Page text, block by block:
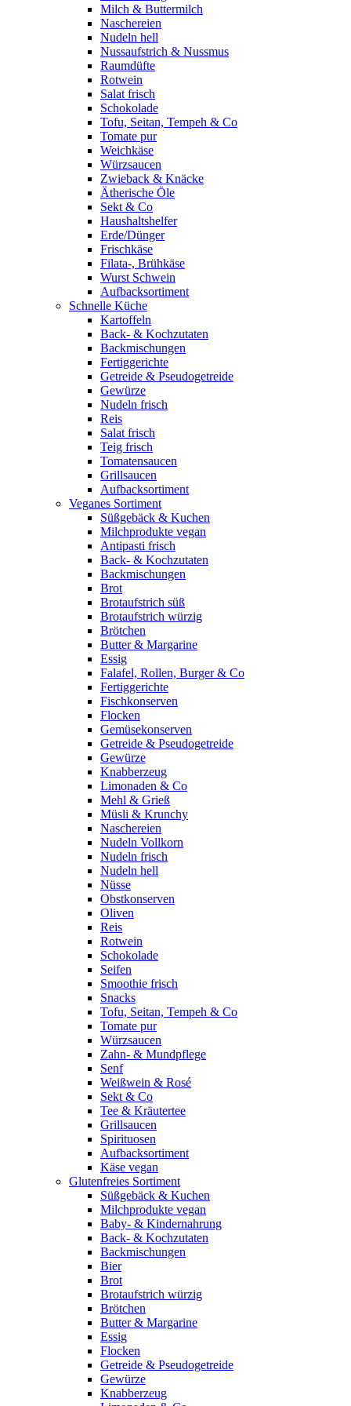
Milch & Buttermilch
Naschereien
Nudeln hell
Nussaufstrich & Nussmus
Raumdüfte
Rotwein
Salat frisch
Schokolade
Tofu, Seitan, Tempeh & Co
Tomate pur
Weichkäse
Würzsaucen
Zwieback & Knäcke
Ätherische Öle
Sekt & Co
Haushaltshelfer
Erde/Dünger
Frischkäse
Filata-, Brühkäse
Wurst Schwein
Aufbacksortiment
Schnelle Küche
Kartoffeln
Back- & Kochzutaten
Backmischungen
Fertiggerichte
Getreide & Pseudogetreide
Gewürze
Nudeln frisch
Reis
Salat frisch
Teig frisch
Tomatensaucen
Grillsaucen
Aufbacksortiment
Veganes Sortiment
Süßgebäck & Kuchen
Milchprodukte vegan
Antipasti frisch
Back- & Kochzutaten
Backmischungen
Brot
Brotaufstrich süß
Brotaufstrich würzig
Brötchen
Butter & Margarine
Essig
Falafel, Rollen, Burger & Co
Fertiggerichte
Fischkonserven
Flocken
Gemüsekonserven
Getreide & Pseudogetreide
Gewürze
Knabberzeug
Limonaden & Co
Mehl & Grieß
Müsli & Krunchy
Naschereien
Nudeln Vollkorn
Nudeln frisch
Nudeln hell
Nüsse
Obstkonserven
Oliven
Reis
Rotwein
Schokolade
Seifen
Smoothie frisch
Snacks
Tofu, Seitan, Tempeh & Co
Tomate pur
Würzsaucen
Zahn- & Mundpflege
Senf
Weißwein & Rosé
Sekt & Co
Tee & Kräutertee
Grillsaucen
Spirituosen
Aufbacksortiment
Käse vegan
Glutenfreies Sortiment
Süßgebäck & Kuchen
Milchprodukte vegan
Baby- & Kindernahrung
Back- & Kochzutaten
Backmischungen
Bier
Brot
Brotaufstrich würzig
Brötchen
Butter & Margarine
Essig
Flocken
Getreide & Pseudogetreide
Gewürze
Knabberzeug